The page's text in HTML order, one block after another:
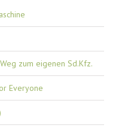
zum eigenen Sd.Kfz.
Everyone